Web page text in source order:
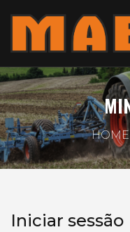
HOME
Iniciar sessão